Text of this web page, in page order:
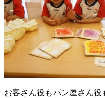
お客さん役もパン屋さん役